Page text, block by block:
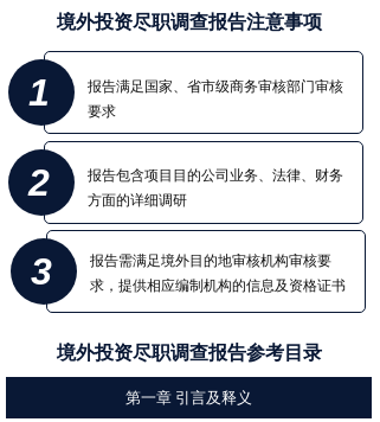
境外投资尽职调查报告注意事项
1
报告满足国家、省市级商务审核部门审核
要求
2
报告包含项目目的公司业务、法律、财务
方面的详细调研
境外投资尽职调查报告参考目录
3
报告需满足境外目的地审核机构审核要
求，提供相应编制机构的信息及资格证书
第一章 引言及释义